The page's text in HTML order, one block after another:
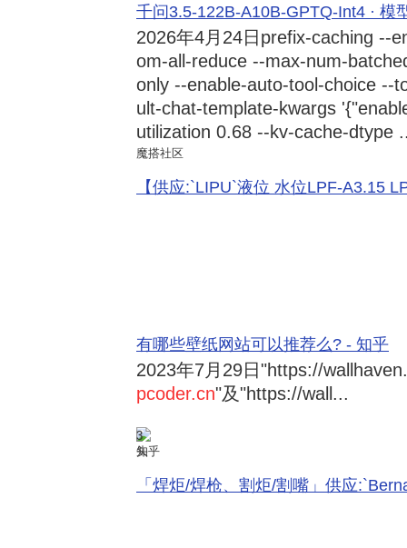
千问3.5-122B-A10B-GPTQ-Int4 · 模
2026年4月24日 prefix-caching --
om-all-reduce --max-num-
only --enable-auto-tool-choice --
ult-chat-template-kwargs
utilization 0.68 --kv-cache-dtype
魔搭社区
【供应:`LIPU`液位 水位LPF-A3.15
有哪些壁纸网站可以推荐么? - 知乎
2023年7月29日 "https://
pcoder.cn"及"https://wall...
3
知乎
「焊炬/焊枪、割炬/割嘴」供应